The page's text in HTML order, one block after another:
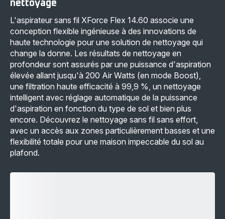
nettoyage
L'aspirateur sans fil XForce Flex 14.60 associe une
conception flexible ingénieuse à des innovations de
haute technologie pour une solution de nettoyage qui
change la donne. Les résultats de nettoyage en
profondeur sont assurés par une puissance d'aspiration
élevée allant jusqu'à 200 Air Watts (en mode Boost),
une filtration haute efficacité à 99,9 %, un nettoyage
intelligent avec réglage automatique de la puissance
d'aspiration en fonction du type de sol et bien plus
encore. Découvrez le nettoyage sans fil sans effort,
avec un accès aux zones particulièrement basses et une
flexibilité totale pour une maison impeccable du sol au
plafond.